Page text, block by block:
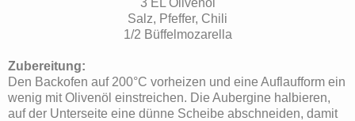
Salz, Pfeffer, Chili
1/2 Büffelmozarella
Zubereitung:
Den Backofen auf 200°C vorheizen und eine Auflaufform ein
wenig mit Olivenöl einstreichen. Die Aubergine halbieren,
auf der Unterseite eine dünne Scheibe abschneiden, damit